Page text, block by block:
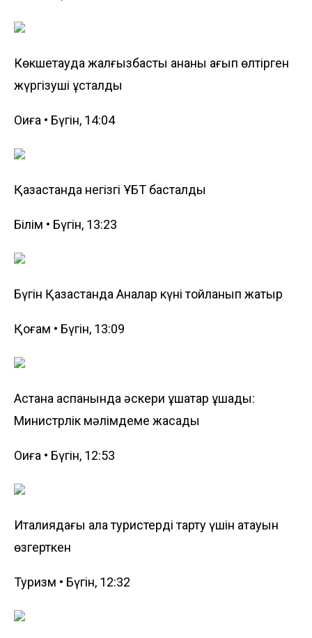
Көкшетауда жалғызбасты ананы қағып өлтірген
жүргізуші ұсталды
Оқиға • Бүгін, 14:04
Қазақстанда негізгі ҰБТ басталды
Білім • Бүгін, 13:23
Бүгін Қазақстанда Аналар күні тойланып жатыр
Қоғам • Бүгін, 13:09
Астана аспанында әскери ұшақтар ұшады:
Министрлік мәлімдеме жасады
Оқиға • Бүгін, 12:53
Италиядағы қала туристерді тарту үшін атауын
өзгерткен
Туризм • Бүгін, 12:32